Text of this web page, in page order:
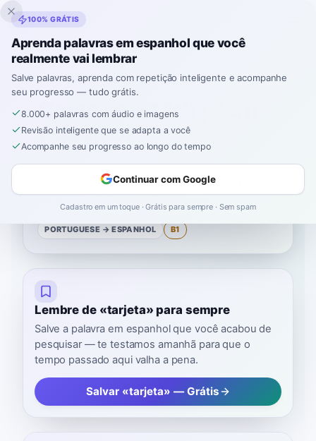
Inklingo
Início›Espanhol›Portuguese → espanhol›chip
Como se diz "chip" em
espanhol
A palavra espanhola para“chip”é
B1 nível.
PORTUGUESE → ESPANHOL B1
Lembre de «tarjeta» para sempre
Salve a palavra em espanhol que você acabou de
pesquisar — te testamos amanhã para que o
tempo passado aqui valha a pena.
Salvar «tarjeta» — Grátis
100% GRÁTIS
Aprenda palavras em espanhol que você
realmente vai lembrar
Salve palavras, aprenda com repetição inteligente e acompanhe
seu progresso — tudo grátis.
8.000+ palavras com áudio e imagens
Revisão inteligente que se adapta a você
Acompanhe seu progresso ao longo do tempo
Continuar com Google
Cadastro em um toque · Grátis para sempre · Sem spam